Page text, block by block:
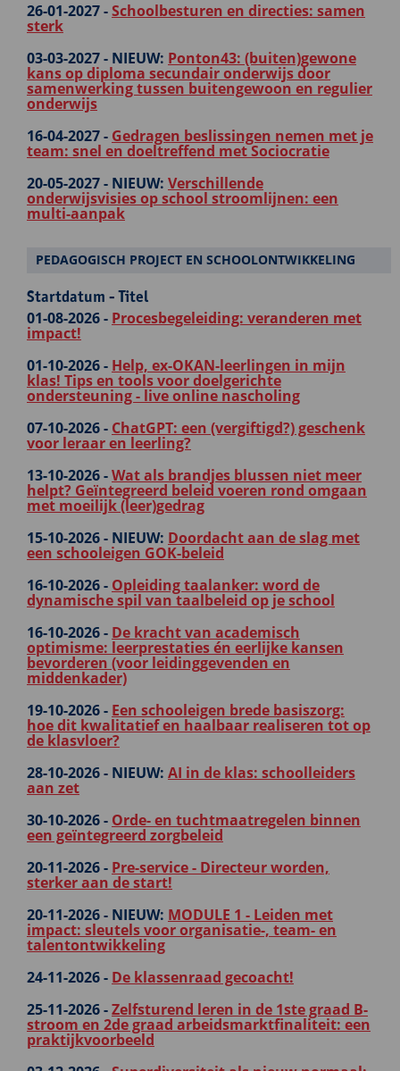
26-01-2027 -Schoolbesturen en directies: samen
sterk
03-03-2027 - NIEUW: Ponton43: (buiten)gewone
kans op diploma secundair onderwijs door
samenwerking tussen buitengewoon en regulier
onderwijs
16-04-2027 - Gedragen beslissingen nemen met je
team: snel en doeltreffend met Sociocratie
20-05-2027 - NIEUW: Verschillende
onderwijsvisies op school stroomlijnen: een
multi-aanpak
PEDAGOGISCH PROJECT EN SCHOOLONTWIKKELING
Startdatum - Titel
01-08-2026 - Procesbegeleiding: veranderen met
impact!
01-10-2026 - Help, ex-OKAN-leerlingen in mijn
klas! Tips en tools voor doelgerichte
ondersteuning - live online nascholing
07-10-2026 - ChatGPT: een (vergiftigd?) geschenk
voor leraar en leerling?
13-10-2026 -Wat als brandjes blussen niet meer
helpt? Geïntegreerd beleid voeren rond omgaan
met moeilijk (leer)gedrag
15-10-2026 - NIEUW: Doordacht aan de slag met
een schooleigen GOK-beleid
16-10-2026 - Opleiding taalanker: word de
dynamische spil van taalbeleid op je school
16-10-2026 - De kracht van academisch
optimisme: leerprestaties én eerlijke kansen
bevorderen (voor leidinggevenden en
middenkader)
19-10-2026 - Een schooleigen brede basiszorg:
hoe dit kwalitatief en haalbaar realiseren tot op
de klasvloer?
28-10-2026 - NIEUW: AI in de klas: schoolleiders
aan zet
30-10-2026 - Orde- en tuchtmaatregelen binnen
een geïntegreerd zorgbeleid
20-11-2026 - Pre-service - Directeur worden,
sterker aan de start!
20-11-2026 - NIEUW: MODULE 1 - Leiden met
impact: sleutels voor organisatie-, team- en
talentontwikkeling
24-11-2026 - De klassenraad gecoacht!
25-11-2026 -Zelfsturend leren in de 1ste graad B-
stroom en 2de graad arbeidsmarktfinaliteit: een
praktijkvoorbeeld